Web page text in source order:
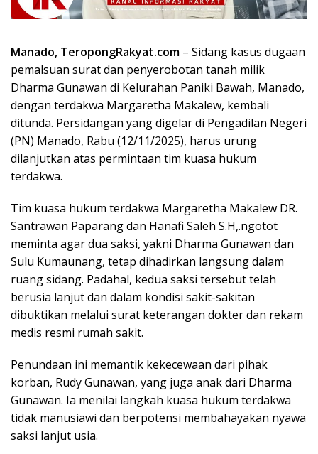
Manado, TeropongRakyat.com – Sidang kasus dugaan
pemalsuan surat dan penyerobotan tanah milik
Dharma Gunawan di Kelurahan Paniki Bawah, Manado,
dengan terdakwa Margaretha Makalew, kembali
ditunda. Persidangan yang digelar di Pengadilan Negeri
(PN) Manado, Rabu (12/11/2025), harus urung
dilanjutkan atas permintaan tim kuasa hukum
terdakwa.
Tim kuasa hukum terdakwa Margaretha Makalew DR.
Santrawan Paparang dan Hanafi Saleh S.H,.ngotot
meminta agar dua saksi, yakni Dharma Gunawan dan
Sulu Kumaunang, tetap dihadirkan langsung dalam
ruang sidang. Padahal, kedua saksi tersebut telah
berusia lanjut dan dalam kondisi sakit-sakitan
dibuktikan melalui surat keterangan dokter dan rekam
medis resmi rumah sakit.
Penundaan ini memantik kekecewaan dari pihak
korban, Rudy Gunawan, yang juga anak dari Dharma
Gunawan. Ia menilai langkah kuasa hukum terdakwa
tidak manusiawi dan berpotensi membahayakan nyawa
saksi lanjut usia.